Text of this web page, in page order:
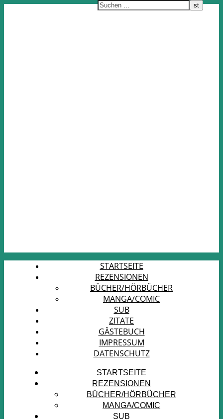
STARTSEITE
REZENSIONEN
BÜCHER/HÖRBÜCHER
MANGA/COMIC
SUB
ZITATE
GÄSTEBUCH
IMPRESSUM
DATENSCHUTZ
STARTSEITE
REZENSIONEN
BÜCHER/HÖRBÜCHER
MANGA/COMIC
SUB